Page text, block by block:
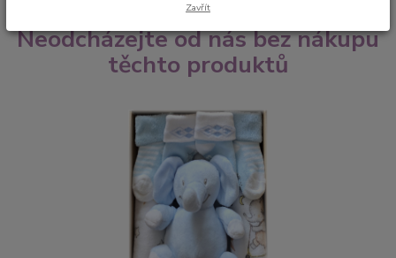
Neodcházejte od nás bez nákupu
těchto produktů
Zavřít